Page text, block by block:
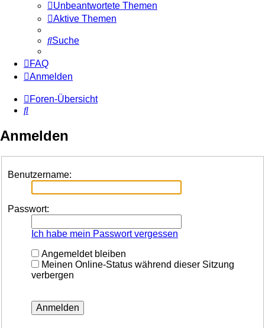
Unbeantwortete Themen
Aktive Themen
Suche
FAQ
Anmelden
Foren-Übersicht
Suche
Anmelden
Benutzername:
Passwort:
Ich habe mein Passwort vergessen
Angemeldet bleiben
Meinen Online-Status während dieser Sitzung
verbergen